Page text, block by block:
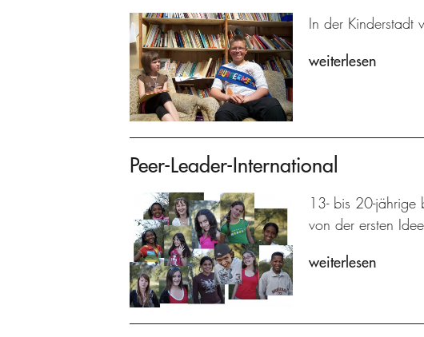
In der Kinderstadt
weiterlesen
Peer-Leader-International
13- bis 20-jährige
von der ersten
weiterlesen